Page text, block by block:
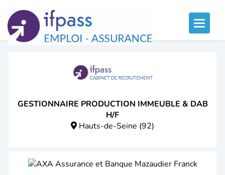
Toggle
GESTIONNAIRE PRODUCTION IMMEUBLE & DAB
H/F
Hauts-de-Seine (92)